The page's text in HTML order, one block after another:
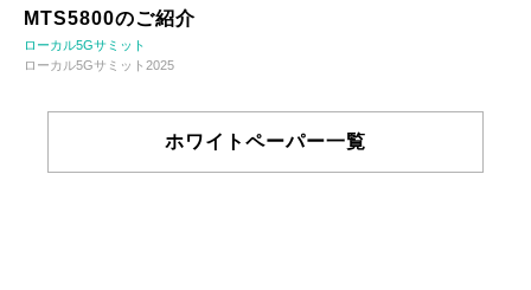
MTS5800のご紹介
ローカル5Gサミット
ローカル5Gサミット2025
ホワイトペーパー一覧